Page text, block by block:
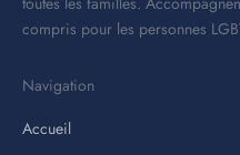
compris pour les personnes
Navigation
Accueil